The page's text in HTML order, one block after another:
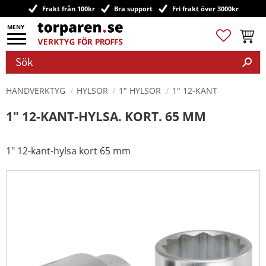
Meny
Frakt från 100kr Bra support Fri frakt över 3000kr
Favoriter
HANDVERKTYG HYLSOR 1" HYLSOR 1" 12-KANT
1" 12-KANT-HYLSA. KORT. 65 MM
1" 12-kant-hylsa kort 65 mm